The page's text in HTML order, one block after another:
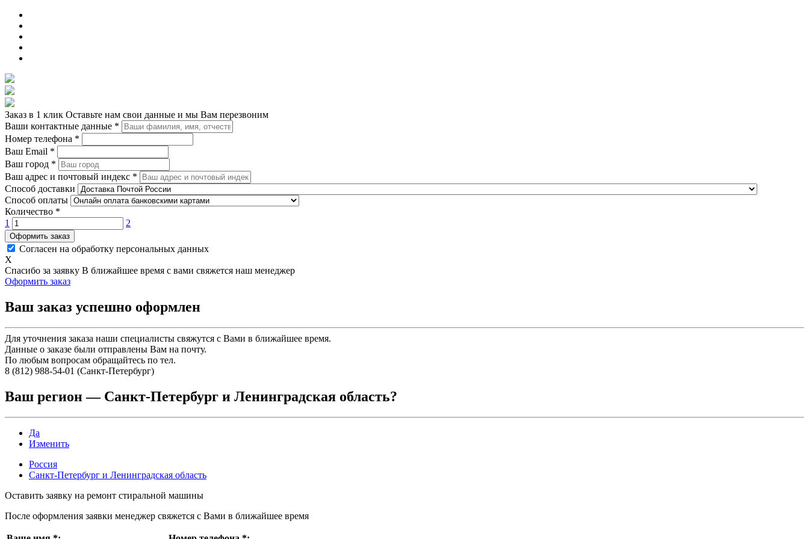
Заказ в 1 клик Оставьте нам свои данные и мы Вам перезвоним
Ваши контактные данные *
Номер телефона *
Ваш Email *
Ваш город *
Ваш адрес и почтовый индекс *
Способ доставки
Способ оплаты
Количество *
1
2
Оформить заказ
Согласен на обработку персональных данных
X
Спасибо за заявку В ближайшее время с вами свяжется наш менеджер
Оформить заказ
Ваш заказ успешно оформлен
Для уточнения заказа наши специалисты свяжутся с Вами в ближайшее время.
Данные о заказе были отправлены Вам на почту.
По любым вопросам обращайтесь по тел.
8 (812) 988-54-01 (Санкт-Петербург)
Ваш регион — Санкт-Петербург и Ленинградская область?
Да
Изменить
Россия
Санкт-Петербург и Ленинградская область
Оставить заявку на ремонт стиральной машины
После оформления заявки менеджер свяжется с Вами в ближайшее время